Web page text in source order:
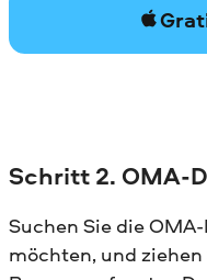
Schritt 2. OMA-
Suchen Sie die
möchten, und